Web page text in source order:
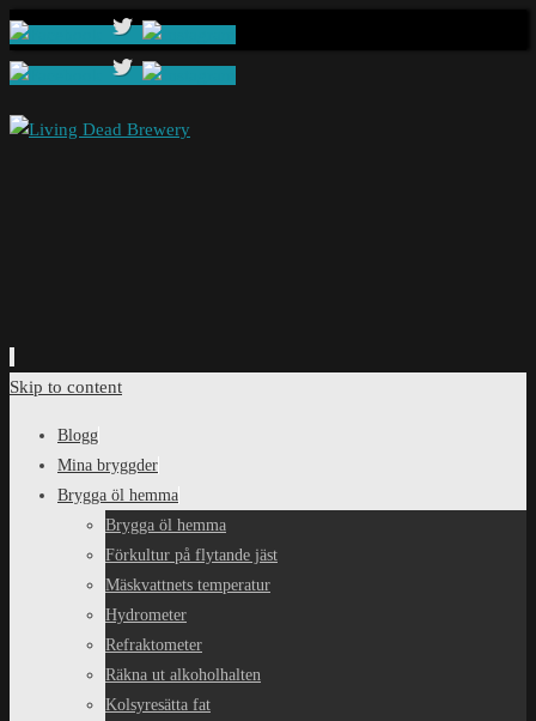
Skip to content
Blogg
Mina bryggder
Brygga öl hemma
Brygga öl hemma
Förkultur på flytande jäst
Mäskvattnets temperatur
Hydrometer
Refraktometer
Räkna ut alkoholhalten
Kolsyresätta fat